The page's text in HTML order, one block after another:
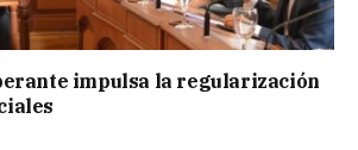
impulsa la regularización